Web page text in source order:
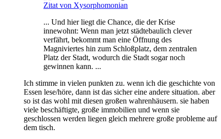
Zitat von Xysorphomonian
... Und hier liegt die Chance, die der Krise
innewohnt: Wenn man jetzt städtebaulich clever
verfährt, bekommt man eine Öffnung des
Magniviertes hin zum Schloßplatz, dem zentralen
Platz der Stadt, wodurch die Stadt sogar noch
gewinnen kann. ...
Ich stimme in vielen punkten zu. wenn ich die geschichte von
Essen lese/höre, dann ist das sicher eine andere situation. aber
so ist das wohl mit diesen großen wahrenhäusern. sie haben
viele beschäftigte, große immobilien und wenn sie
geschlossen werden liegen gleich mehrere große probleme auf
dem tisch.